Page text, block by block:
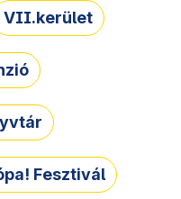
VII.kerület
Fesztivál